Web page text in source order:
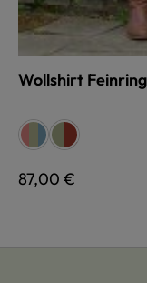
Wollshirt
Farbe
pink/bunt
pink/bunt
pink/bunt
rot/olive
rot/olive
Regulärer Preis:
87,00 €